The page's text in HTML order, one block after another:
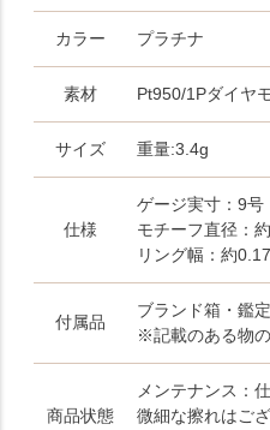
カラー プラチナ
素材 Pt950/1Pダイヤ
サイズ 重量:3.4g
仕様
ゲージ実寸：9号
モチーフ直径：
リング幅：約
付属品
ブランド箱・鑑
※記載のある物の
商品状態
メンテナンス：
微細な擦れはご